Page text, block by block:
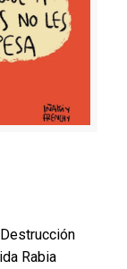
Rabia